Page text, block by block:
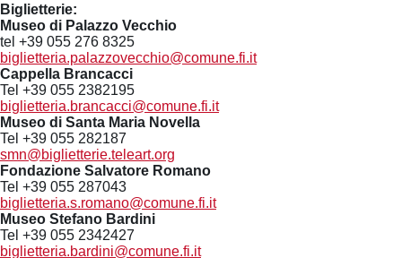
Biglietterie:
Museo di Palazzo Vecchio
tel +39 055 276 8325
biglietteria.palazzovecchio@comune.fi.it
Cappella Brancacci
Tel +39 055 2382195
biglietteria.brancacci@comune.fi.it
Museo di Santa Maria Novella
Tel +39 055 282187
smn@biglietterie.teleart.org
Fondazione Salvatore Romano
Tel +39 055 287043
biglietteria.s.romano@comune.fi.it
Museo Stefano Bardini
Tel +39 055 2342427
biglietteria.bardini@comune.fi.it